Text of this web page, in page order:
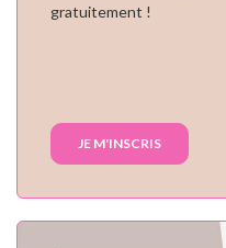
gratuitement !
JE M'INSCRIS